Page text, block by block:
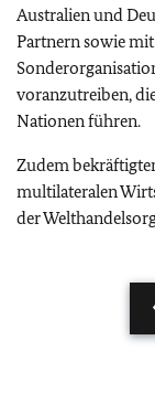
Australien und
Partnern sowie
voranzutreiben,
Nationen führen.
Zudem
multilateralen
der